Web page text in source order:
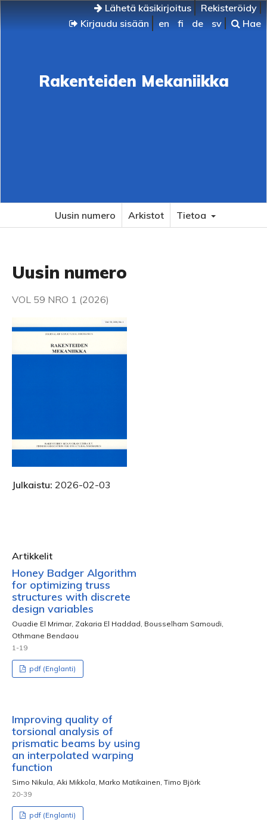
Lähetä käsikirjoitus
Rekisteröidy
Kirjaudu sisään
en fi de sv Hae
Rakenteiden Mekaniikka
Uusin numero Arkistot Tietoa
Uusin numero
VOL 59 NRO 1 (2026)
Julkaistu: 2026-02-03
Artikkelit
Honey Badger Algorithm
for optimizing truss
structures with discrete
design variables
Ouadie El Mrimar, Zakaria El Haddad, Bousselham Samoudi,
Othmane Bendaou
1-19
pdf (Englanti)
Improving quality of
torsional analysis of
prismatic beams by using
an interpolated warping
function
Simo Nikula, Aki Mikkola, Marko Matikainen, Timo Björk
20-39
pdf (Englanti)